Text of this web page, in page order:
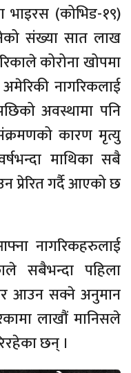
भाइरस (कोभिड-१९)
संख्या सात लाख
कोरोना खोपमा
नागरिकलाई
अवस्थामा पनि
कारण मृत्यु
माथिका सबै
प्रेरित गर्दै आएको छ
नागरिकहरुलाई
सबैभन्दा पहिला
आउन सक्ने अनुमान
लाखौं मानिसले
छन् ।